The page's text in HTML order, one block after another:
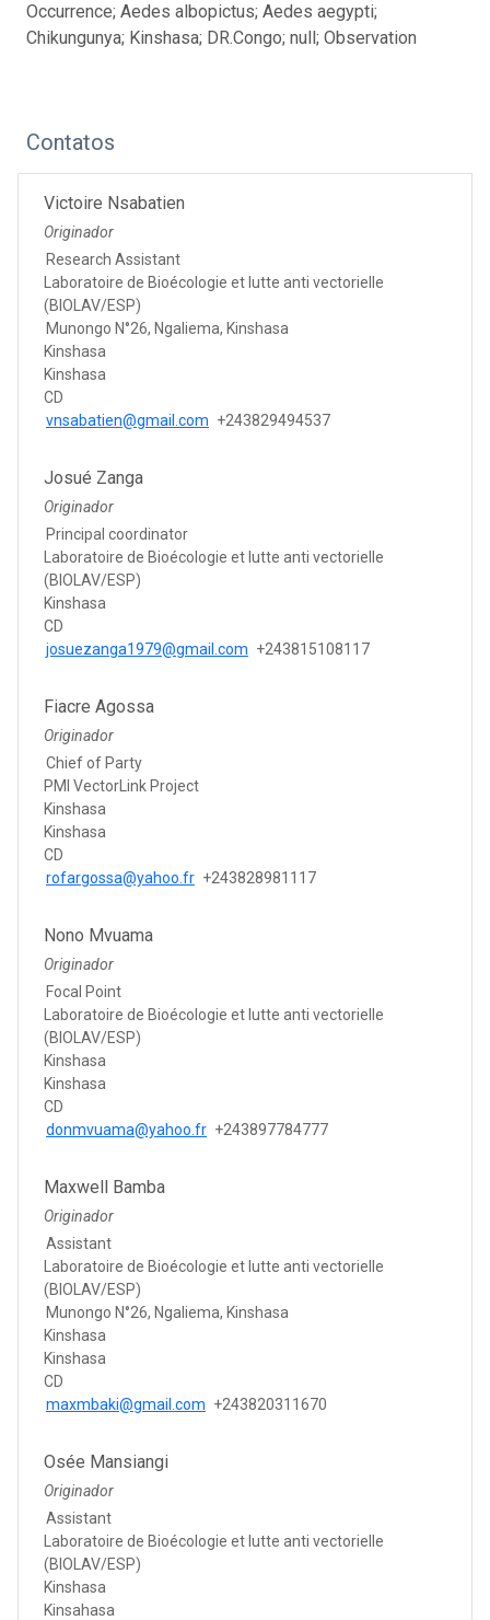
Occurrence; Aedes albopictus; Aedes aegypti;
Chikungunya; Kinshasa; DR.Congo; null; Observation
Contatos
Victoire Nsabatien
Originador
Research Assistant
Laboratoire de Bioécologie et lutte anti vectorielle
(BIOLAV/ESP)
Munongo N°26, Ngaliema, Kinshasa
Kinshasa
Kinshasa
CD
vnsabatien@gmail.com +243829494537
Josué Zanga
Originador
Principal coordinator
Laboratoire de Bioécologie et lutte anti vectorielle
(BIOLAV/ESP)
Kinshasa
CD
josuezanga1979@gmail.com +243815108117
Fiacre Agossa
Originador
Chief of Party
PMI VectorLink Project
Kinshasa
Kinshasa
CD
rofargossa@yahoo.fr +243828981117
Nono Mvuama
Originador
Focal Point
Laboratoire de Bioécologie et lutte anti vectorielle
(BIOLAV/ESP)
Kinshasa
Kinshasa
CD
donmvuama@yahoo.fr +243897784777
Maxwell Bamba
Originador
Assistant
Laboratoire de Bioécologie et lutte anti vectorielle
(BIOLAV/ESP)
Munongo N°26, Ngaliema, Kinshasa
Kinshasa
Kinshasa
CD
maxmbaki@gmail.com +243820311670
Osée Mansiangi
Originador
Assistant
Laboratoire de Bioécologie et lutte anti vectorielle
(BIOLAV/ESP)
Kinshasa
Kinsahasa